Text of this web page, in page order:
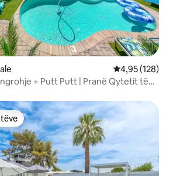
Vlerësimi
4,95 (128)
+ Putt Putt | Pranë Qytetit të
të klientëve